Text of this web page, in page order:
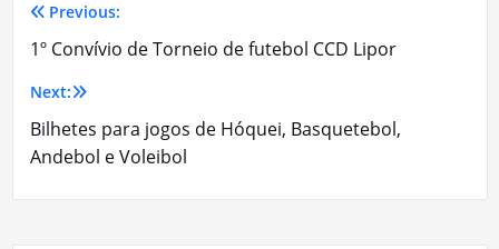
Navegação
de
artigos
Previous:
1º Convívio de Torneio de futebol CCD Lipor
Next:
Bilhetes para jogos de Hóquei, Basquetebol,
Andebol e Voleibol